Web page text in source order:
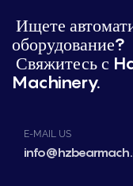
Ищете
оборудование?
Свяжитесь с
Machinery.
E-MAIL US